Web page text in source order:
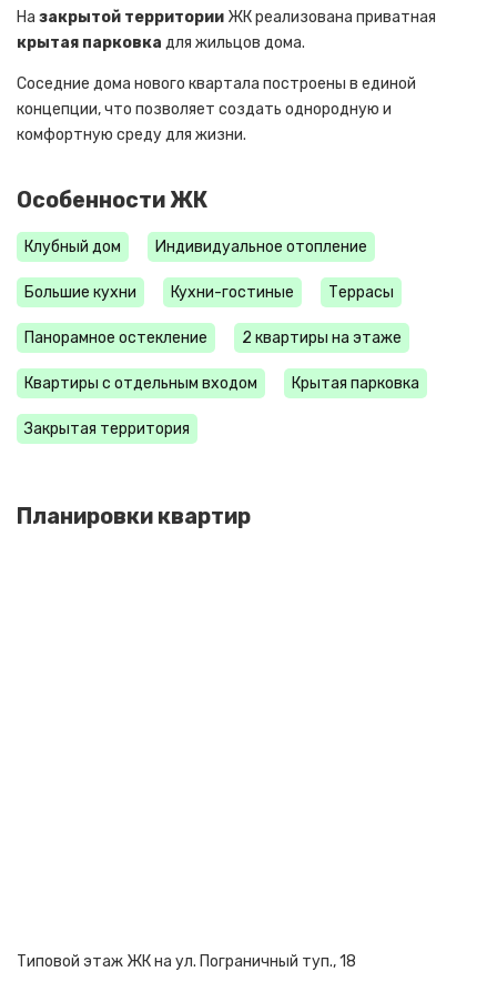
На закрытой территории ЖК реализована приватная
крытая парковка для жильцов дома.
Соседние дома нового квартала построены в единой
концепции, что позволяет создать однородную и
комфортную среду для жизни.
Особенности ЖК
Клубный дом Индивидуальное отопление
Большие кухни Кухни-гостиные Террасы
Панорамное остекление 2 квартиры на этаже
Квартиры с отдельным входом Крытая парковка
Закрытая территория
Планировки квартир
Типовой этаж ЖК на ул. Пограничный туп., 18